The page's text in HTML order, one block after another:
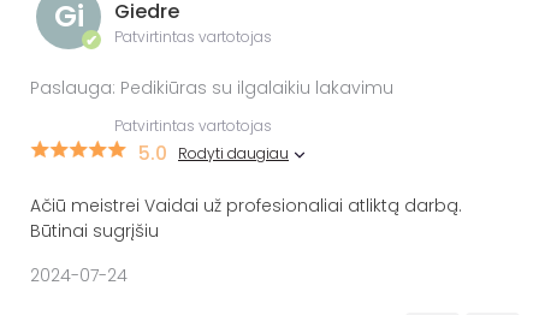
Gi
✔
Giedre
Patvirtintas vartotojas
Paslauga: Pedikiūras su ilgalaikiu lakavimu
Patvirtintas vartotojas
5.0 Rodyti daugiau
Ačiū meistrei Vaidai už profesionaliai atliktą darbą.
Būtinai sugrįšiu
2024-07-24